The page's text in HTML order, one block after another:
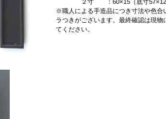
２寸 ：60×15（底寸57×12
※職人による手造品につき寸法や色合
ラつきがございます。最終確認は現物
てください。